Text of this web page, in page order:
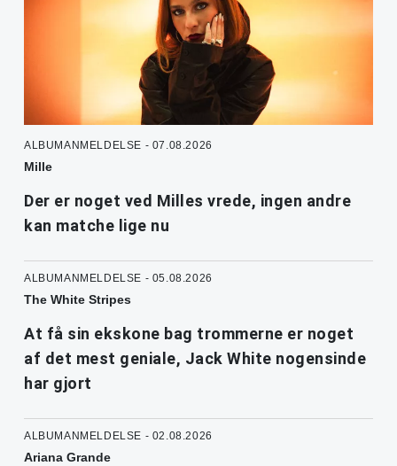
ALBUMANMELDELSE - 07.08.2026
Mille
Der er noget ved Milles vrede, ingen andre
kan matche lige nu
ALBUMANMELDELSE - 05.08.2026
The White Stripes
At få sin ekskone bag trommerne er noget
af det mest geniale, Jack White nogensinde
har gjort
ALBUMANMELDELSE - 02.08.2026
Ariana Grande